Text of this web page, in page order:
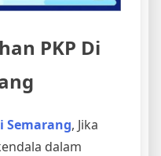
PKP Di
Semarang, Jika
dalam